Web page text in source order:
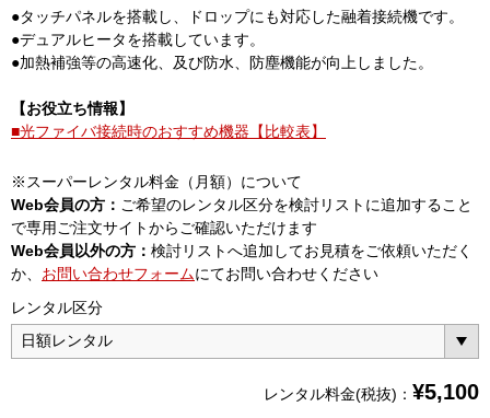
●タッチパネルを搭載し、ドロップにも対応した融着接続機です。
●デュアルヒータを搭載しています。
●加熱補強等の高速化、及び防水、防塵機能が向上しました。
【お役立ち情報】
■光ファイバ接続時のおすすめ機器【比較表】
※スーパーレンタル料金（月額）について
Web会員の方： ご希望のレンタル区分を検討リストに追加すること
で専用ご注文サイトからご確認いただけます
Web会員以外の方： 検討リストへ追加してお見積をご依頼いただく
か、 お問い合わせフォームにてお問い合わせください
レンタル区分
レンタル料金(税抜)： ¥5,100